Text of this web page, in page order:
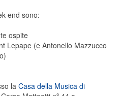
end sono:
ospite
Lepape (e Antonello Mazzucco
la Casa della Musica di